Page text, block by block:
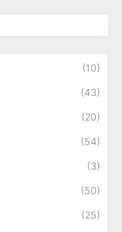
(10)
(43)
(20)
(54)
(3)
(50)
(25)